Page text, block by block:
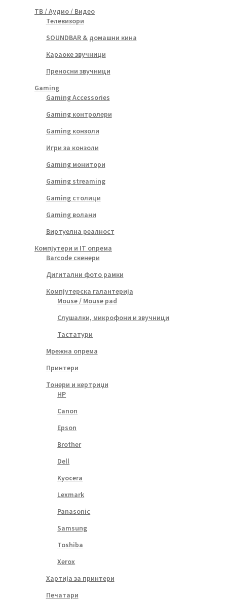
ТВ / Аудио / Видео
Телевизори
SOUNDBAR & домашни кина
Караоке звучници
Преносни звучници
Gaming
Gaming Accessories
Gaming контролери
Gaming конзоли
Игри за конзоли
Gaming монитори
Gaming streaming
Gaming столици
Gaming волани
Виртуелна реалност
Компјутери и IT опрема
Barcode скенери
Дигитални фото рамки
Компјутерска галантерија
Mouse / Mouse pad
Слушалки, микрофони и звучници
Тастатури
Мрежна опрема
Принтери
Тонери и кертриџи
HP
Canon
Epson
Brother
Dell
Kyocera
Lexmark
Panasonic
Samsung
Toshiba
Xerox
Хартија за принтери
Печатари